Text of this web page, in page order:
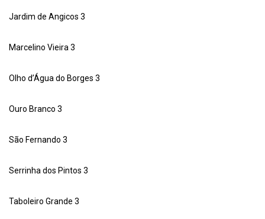
Jardim de Angicos 3
Marcelino Vieira 3
Olho d’Água do Borges 3
Ouro Branco 3
São Fernando 3
Serrinha dos Pintos 3
Taboleiro Grande 3